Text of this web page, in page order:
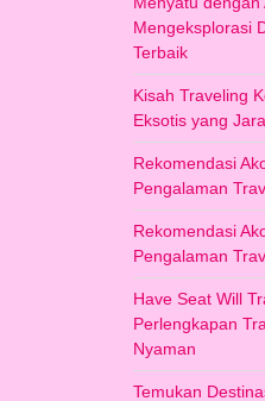
Mengeksplorasi
Terbaik
Kisah Traveling
Eksotis yang
Rekomendasi
Pengalaman
Rekomendasi
Pengalaman
Have Seat Will
Perlengkapan
Nyaman
Temukan